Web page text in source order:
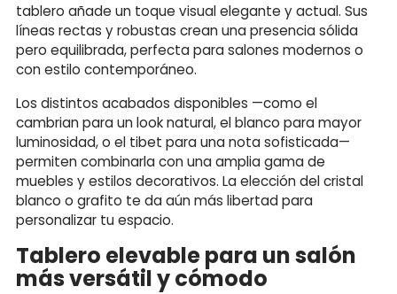
tablero añade un toque visual elegante y actual. Sus
líneas rectas y robustas crean una presencia sólida
pero equilibrada, perfecta para salones modernos o
con estilo contemporáneo.
Los distintos acabados disponibles —como el
cambrian para un look natural, el blanco para mayor
luminosidad, o el tibet para una nota sofisticada—
permiten combinarla con una amplia gama de
muebles y estilos decorativos. La elección del cristal
blanco o grafito te da aún más libertad para
personalizar tu espacio.
Tablero elevable para un salón
más versátil y cómodo